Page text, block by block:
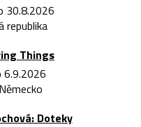
30.8.2026
republika
Things
6.9.2026
Doteky